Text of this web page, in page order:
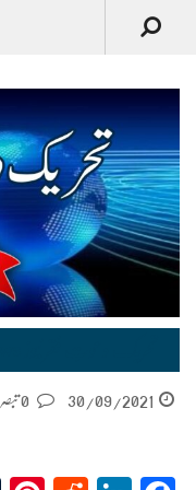
30/09/2021